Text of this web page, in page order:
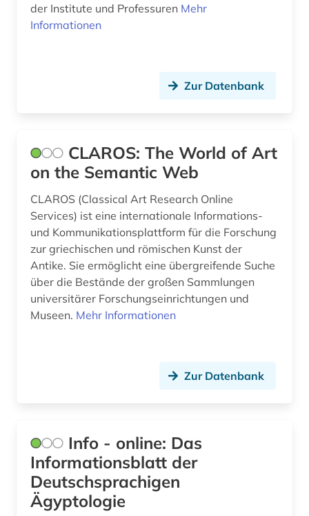
vorarlberg (1)
werkstoffkunde (2)
wissenschaft (7)
wissenschaftler (1)
wissenschaftliche gesellschaft (1)
zeitgeschichte &lt;fach&gt; (1)
zeitschrift (1)
zeitschriften (1)
der Institute und Professuren Mehr
Informationen
Zur Datenbank
CLAROS: The World of Art
on the Semantic Web
CLAROS (Classical Art Research Online
Services) ist eine internationale Informations-
und Kommunikationsplattform für die Forschung
zur griechischen und römischen Kunst der
Antike. Sie ermöglicht eine übergreifende Suche
über die Bestände der großen Sammlungen
universitärer Forschungseinrichtungen und
Museen. Mehr Informationen
Zur Datenbank
Info - online: Das
Informationsblatt der
Deutschsprachigen
Ägyptologie